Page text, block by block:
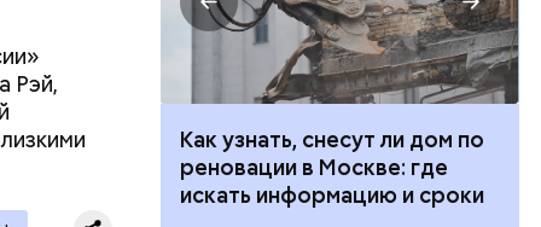
Рэй,
тысяч
Как узнать, снесут ли дом по
реновации в Москве: где
искать информацию и сроки